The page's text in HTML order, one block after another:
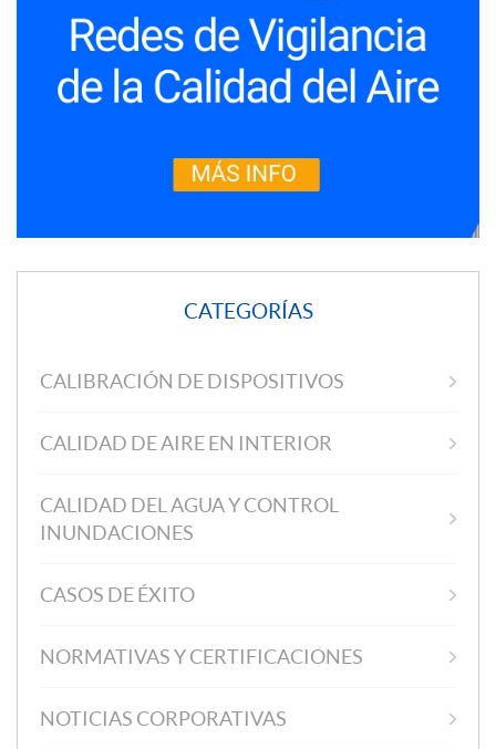
CATEGORÍAS
CALIBRACIÓN DE DISPOSITIVOS
CALIDAD DE AIRE EN INTERIOR
CALIDAD DEL AGUA Y CONTROL
INUNDACIONES
CASOS DE ÉXITO
NORMATIVAS Y CERTIFICACIONES
NOTICIAS CORPORATIVAS